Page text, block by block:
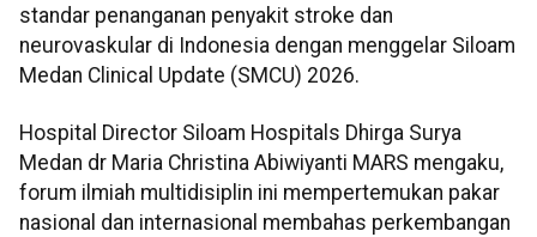
standar penanganan penyakit stroke dan
neurovaskular di Indonesia dengan menggelar Siloam
Medan Clinical Update (SMCU) 2026.
Hospital Director Siloam Hospitals Dhirga Surya
Medan dr Maria Christina Abiwiyanti MARS mengaku,
forum ilmiah multidisiplin ini mempertemukan pakar
nasional dan internasional membahas perkembangan